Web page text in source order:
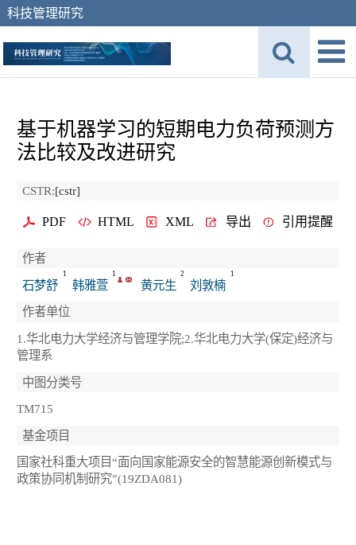
科技管理研究
基于机器学习的短期电力负荷预测方
法比较及改进研究
CSTR:[cstr]
PDF HTML XML 导出 引用提醒
作者
石梦舒
1
韩雅萱
1
黄元生
2
刘敦楠
1
作者单位
1.华北电力大学经济与管理学院;2.华北电力大学(保定)经济与
管理系
中图分类号
TM715
基金项目
国家社科重大项目“面向国家能源安全的智慧能源创新模式与
政策协同机制研究”(19ZDA081)